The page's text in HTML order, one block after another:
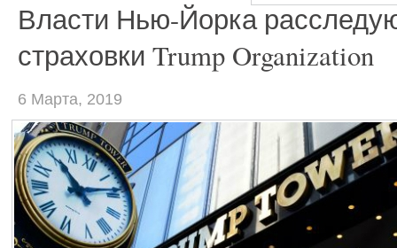
Власти Нью-Йорка
страховки Trump Organization
6 Марта, 2019